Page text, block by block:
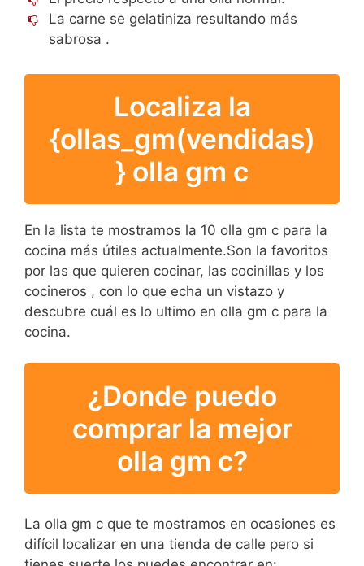
La carne se gelatiniza resultando más
sabrosa .
Localiza la
{ollas_gm(vendidas)
} olla gm c
En la lista te mostramos la 10 olla gm c para la
cocina más útiles actualmente.Son la favoritos
por las que quieren cocinar, las cocinillas y los
cocineros , con lo que echa un vistazo y
descubre cuál es lo ultimo en olla gm c para la
cocina.
¿Donde puedo
comprar la mejor
olla gm c?
La olla gm c que te mostramos en ocasiones es
difícil localizar en una tienda de calle pero si